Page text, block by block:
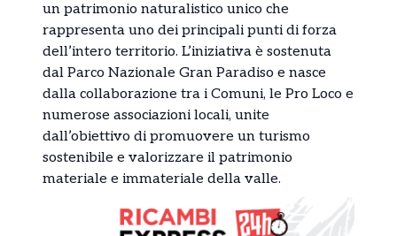
un patrimonio naturalistico unico che
rappresenta uno dei principali punti di forza
dell’intero territorio. L’iniziativa è sostenuta
dal Parco Nazionale Gran Paradiso e nasce
dalla collaborazione tra i Comuni, le Pro Loco e
numerose associazioni locali, unite
dall’obiettivo di promuovere un turismo
sostenibile e valorizzare il patrimonio
materiale e immateriale della valle.